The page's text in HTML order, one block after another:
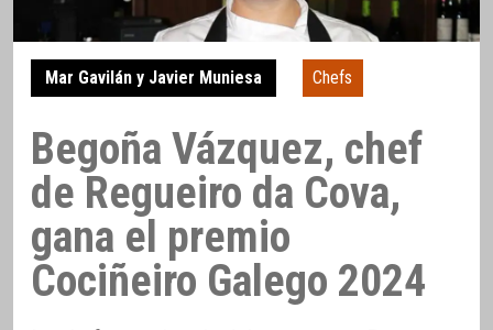
Mar Gavilán y Javier Muniesa Chefs
Begoña Vázquez, chef
de Regueiro da Cova,
gana el premio
Cociñeiro Galego 2024